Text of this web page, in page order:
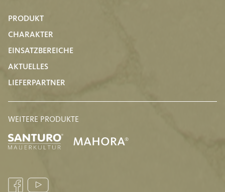
PRODUKT
CHARAKTER
EINSATZBEREICHE
AKTUELLES
LIEFERPARTNER
WEITERE PRODUKTE